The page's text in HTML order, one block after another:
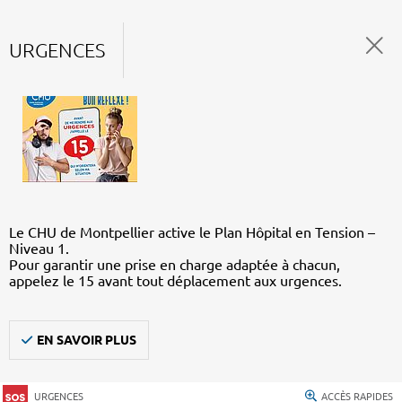
URGENCES
Le CHU de Montpellier active le Plan Hôpital en Tension –
Niveau 1.
Pour garantir une prise en charge adaptée à chacun,
appelez le 15 avant tout déplacement aux urgences.
EN SAVOIR PLUS
URGENCES ACCÈS RAPIDES